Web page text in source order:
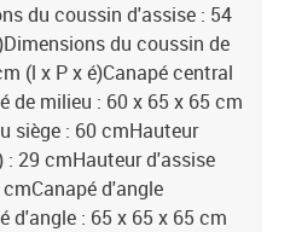
du coussin d'assise : 54
du coussin de
(l x P x é)Canapé central
de milieu : 60 x 65 x 65 cm
siège : 60 cmHauteur
29 cmHauteur d'assise
d'angle
d'angle : 65 x 65 x 65 cm